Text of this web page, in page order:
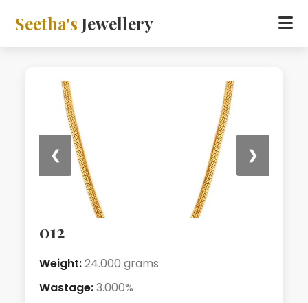
Seetha'sJewellery
❮ ❯
012
Weight:24.000 grams
Wastage:3.000%